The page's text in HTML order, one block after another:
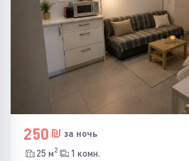
250
за ночь
25 м2 1 комн.